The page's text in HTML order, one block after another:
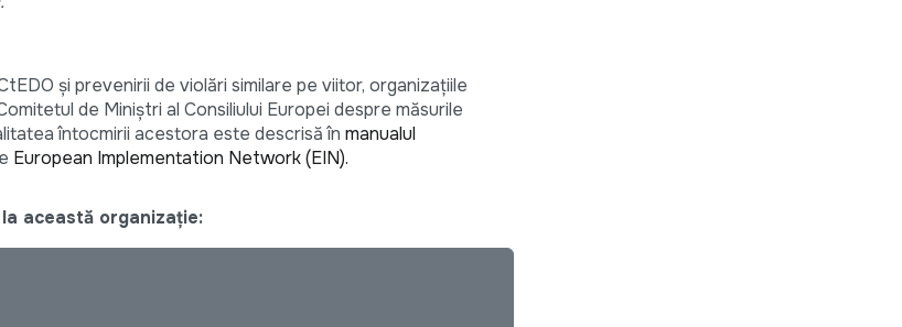
și prevenirii de violări similare pe viitor, organizațiile
de Miniștri al Consiliului Europei despre măsurile
întocmirii acestora este descrisă în manualul
European Implementation Network (EIN).
această organizație: